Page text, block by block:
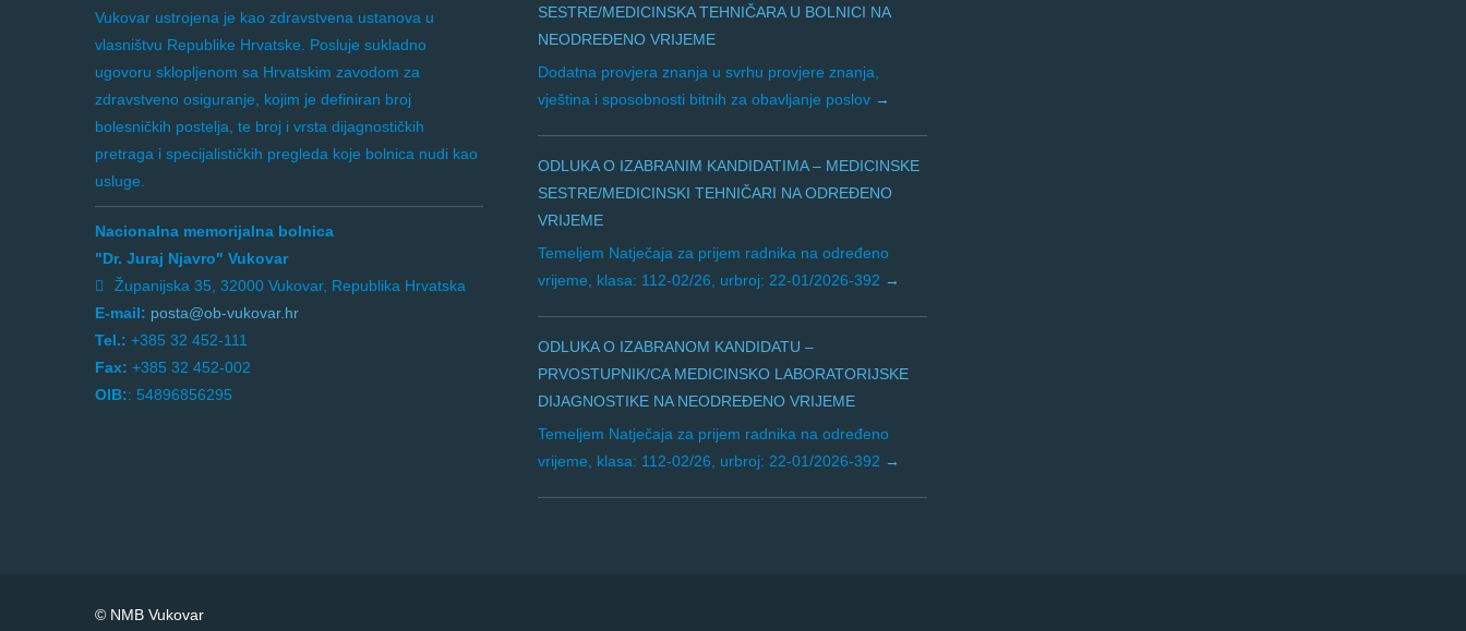
Vukovar ustrojena je kao zdravstvena ustanova u
vlasništvu Republike Hrvatske. Posluje sukladno
ugovoru sklopljenom sa Hrvatskim zavodom za
zdravstveno osiguranje, kojim je definiran broj
bolesničkih postelja, te broj i vrsta dijagnostičkih
pretraga i specijalističkih pregleda koje bolnica nudi kao
usluge.
Nacionalna memorijalna bolnica
"Dr. Juraj Njavro" Vukovar
Županijska 35, 32000 Vukovar, Republika Hrvatska
E-mail: posta@ob-vukovar.hr
Tel.: +385 32 452-111
Fax: +385 32 452-002
OIB:: 54896856295
SESTRE/MEDICINSKA TEHNIČARA U BOLNICI NA
NEODREĐENO VRIJEME
Dodatna provjera znanja u svrhu provjere znanja,
vještina i sposobnosti bitnih za obavljanje poslov
ODLUKA O IZABRANIM KANDIDATIMA – MEDICINSKE
SESTRE/MEDICINSKI TEHNIČARI NA ODREĐENO
VRIJEME
Temeljem Natječaja za prijem radnika na određeno
vrijeme, klasa: 112-02/26, urbroj: 22-01/2026-392
ODLUKA O IZABRANOM KANDIDATU –
PRVOSTUPNIK/CA MEDICINSKO LABORATORIJSKE
DIJAGNOSTIKE NA NEODREĐENO VRIJEME
Temeljem Natječaja za prijem radnika na određeno
vrijeme, klasa: 112-02/26, urbroj: 22-01/2026-392
© NMB Vukovar